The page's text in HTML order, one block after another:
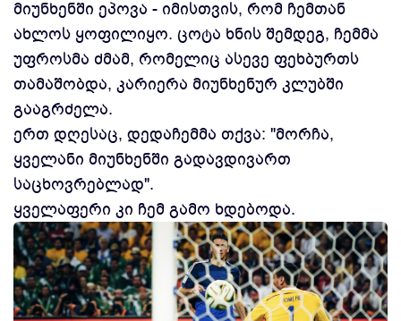
მიუნხენში ეპოვა - იმისთვის, რომ ჩემთან
ახლოს ყოფილიყო. ცოტა ხნის შემდეგ, ჩემმა
უფროსმა ძმამ, რომელიც ასევე ფეხბურთს
თამაშობდა, კარიერა მიუნხენურ კლუბში
გააგრძელა.
ერთ დღესაც, დედაჩემმა თქვა: "მორჩა,
ყველანი მიუნხენში გადავდივართ
საცხოვრებლად".
ყველაფერი კი ჩემ გამო ხდებოდა.